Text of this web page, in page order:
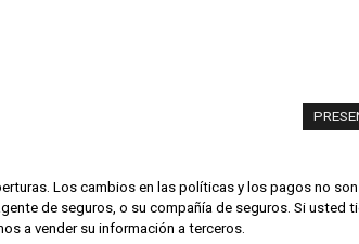
Los cambios en las políticas y los pagos no son
de seguros, o su compañía de seguros. Si usted
a vender su información a terceros.